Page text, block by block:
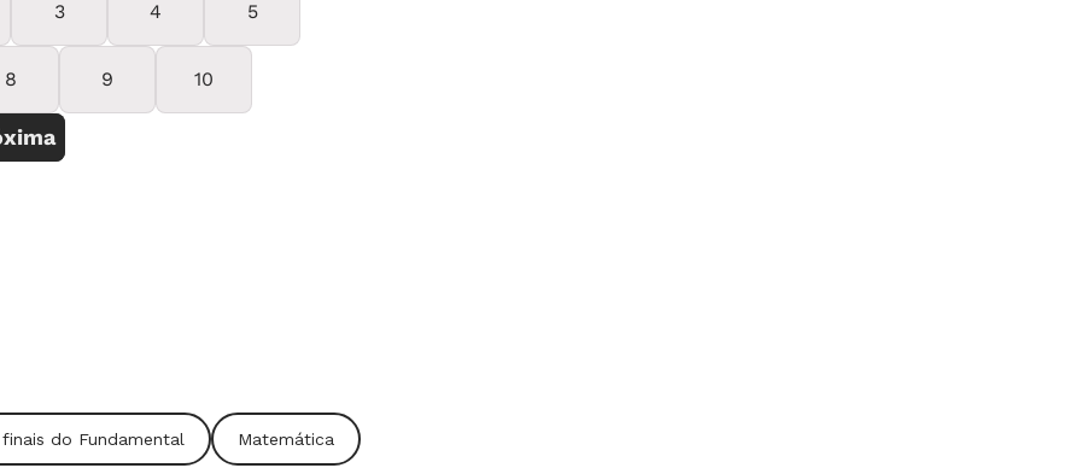
abrirá a discussão entre todos os
a forma de representação que
no quadro e em
a forma mais adequada.
os alunos
finais do Fundamental Matemática